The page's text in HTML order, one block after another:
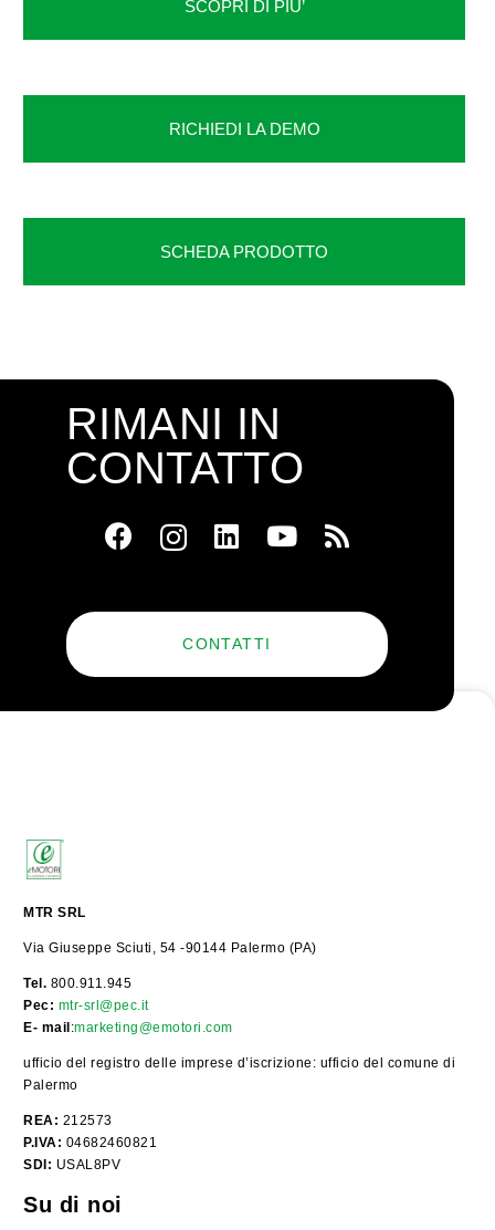
SCOPRI DI PIU’
RICHIEDI LA DEMO
SCHEDA PRODOTTO
RIMANI IN
CONTATTO
CONTATTI
MTR SRL
Via Giuseppe Sciuti, 54 -90144 Palermo (PA)
Tel. 800.911.945
Pec: mtr-srl@pec.it
E- mail:marketing@emotori.com
ufficio del registro delle imprese d’iscrizione: ufficio del comune di
Palermo
REA: 212573
P.IVA: 04682460821
SDI: USAL8PV
Su di noi